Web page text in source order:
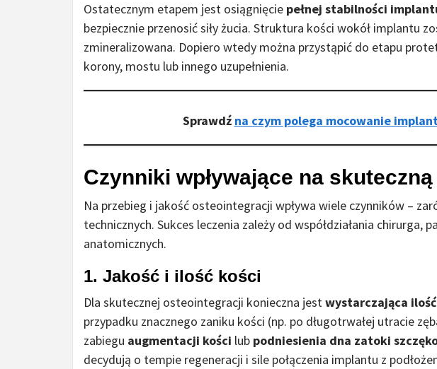
Ostatecznym etapem jest osiągnięcie pełnej stabilności
bezpiecznie przenosić siły żucia. Struktura kości wokół implantu
zmineralizowana. Dopiero wtedy można przystąpić do etapu
korony, mostu lub innego uzupełnienia.
Sprawdź na czym polega mocowanie
Czynniki wpływające na
Na przebieg i jakość osteointegracji wpływa wiele czynników –
technicznych. Sukces leczenia zależy od współdziałania chirurga,
anatomicznych.
1. Jakość i ilość kości
Dla skutecznej osteointegracji konieczna jestwystarczająca
przypadku znacznego zaniku kości (np. po długotrwałej utracie
zabiegu augmentacji kości lub podniesienia dna zatoki
decydują o tempie regeneracji i sile połączenia implantu z